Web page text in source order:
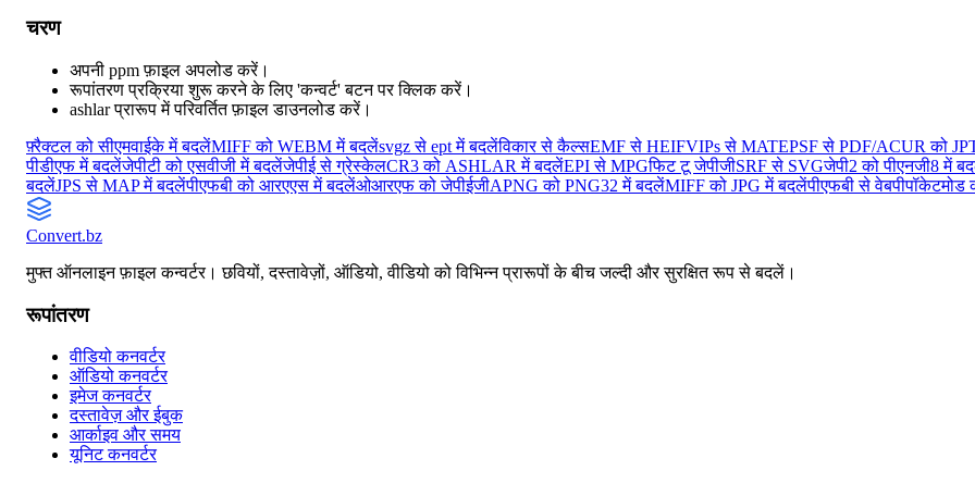
चरण
अपनी ppm फ़ाइल अपलोड करें।
रूपांतरण प्रक्रिया शुरू करने के लिए 'कन्वर्ट' बटन पर क्लिक करें।
ashlar प्रारूप में परिवर्तित फ़ाइल डाउनलोड करें।
फ़्रैक्टल को सीएमवाईके में बदलेंMIFF को WEBM में बदलेंsvgz से ept में बदलेंविकार से कैल्सEMF से HEIFVIPs से MATEPSF से PDF/ACUR को
पीडीएफ में बदलेंजेपीटी को एसवीजी में बदलेंजेपीई से ग्रेस्केलCR3 को ASHLAR में बदलेंEPI से MPGफिट टू जेपीजीSRF से SVGजेपी2 को पीएनजी8 में
बदलेंJPS से MAP में बदलेंपीएफबी को आरएएस में बदलेंओआरएफ को जेपीईजीAPNG को PNG32 में बदलेंMIFF को JPG में बदलेंपीएफबी से वेबपीपॉकेटमोड
Convert.bz
मुफ्त ऑनलाइन फ़ाइल कन्वर्टर। छवियों, दस्तावेज़ों, ऑडियो, वीडियो को विभिन्न प्रारूपों के बीच जल्दी और सुरक्षित रूप से बदलें।
रूपांतरण
वीडियो कनवर्टर
ऑडियो कनवर्टर
इमेज कनवर्टर
दस्तावेज़ और ईबुक
आर्काइव और समय
यूनिट कनवर्टर